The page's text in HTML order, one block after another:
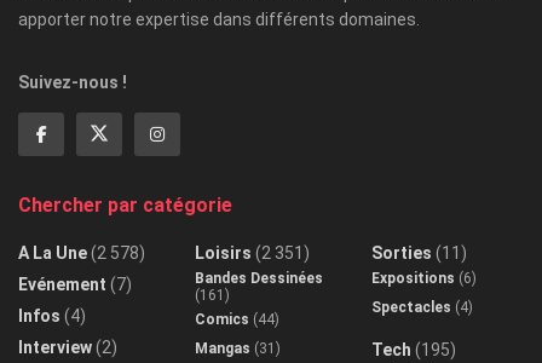
apporter notre expertise dans différents domaines.
Suivez-nous !
Chercher par catégorie
A La Une(2 578)
Evénement (7)
Infos (4)
Interview(2)
Loisirs (2 351)
Bandes Dessinées
(161)
Comics (44)
Mangas (31)
Sorties (11)
Expositions (6)
Spectacles (4)
Tech (195)